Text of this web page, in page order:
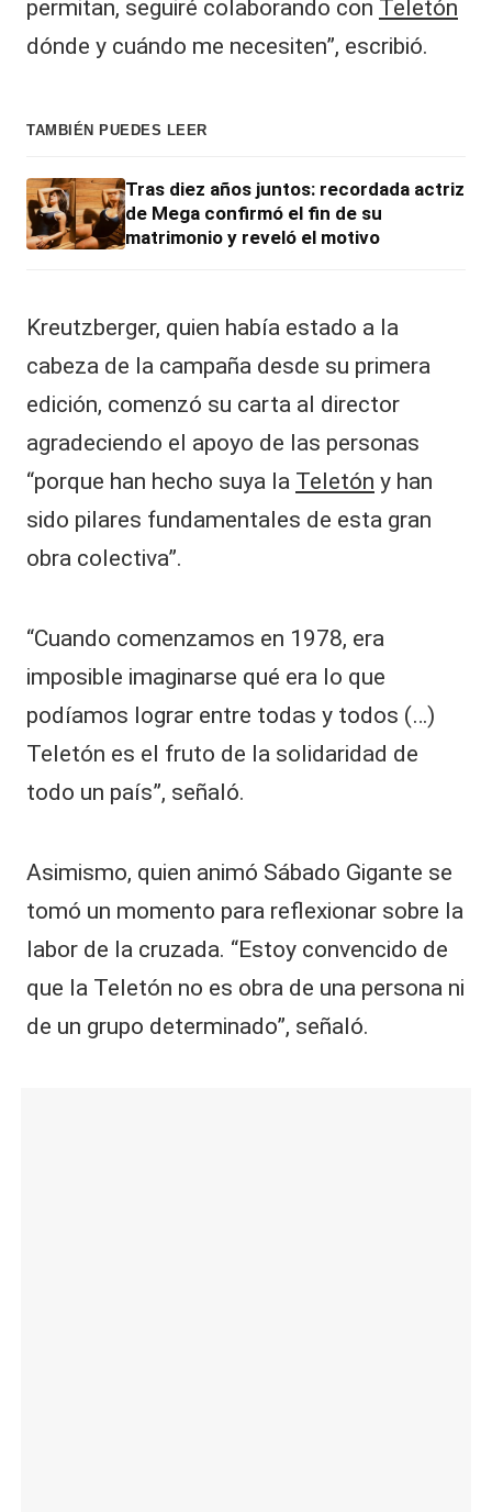
permitan, seguiré colaborando con Teletón
dónde y cuándo me necesiten”, escribió.
TAMBIÉN PUEDES LEER
Tras diez años juntos: recordada actriz
de Mega confirmó el fin de su
matrimonio y reveló el motivo
Kreutzberger, quien había estado a la
cabeza de la campaña desde su primera
edición, comenzó su carta al director
agradeciendo el apoyo de las personas
“porque han hecho suya la Teletón y han
sido pilares fundamentales de esta gran
obra colectiva”.
“Cuando comenzamos en 1978, era
imposible imaginarse qué era lo que
podíamos lograr entre todas y todos (…)
Teletón es el fruto de la solidaridad de
todo un país”, señaló.
Asimismo, quien animó Sábado Gigante se
tomó un momento para reflexionar sobre la
labor de la cruzada. “Estoy convencido de
que la Teletón no es obra de una persona ni
de un grupo determinado”, señaló.